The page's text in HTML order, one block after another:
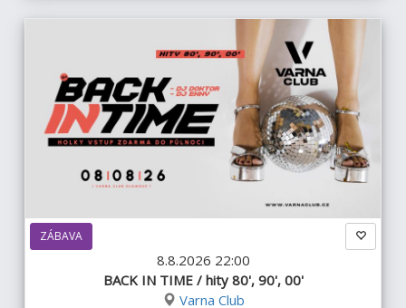
ZÁBAVA
8.8.2026 22:00
BACK IN TIME / hity 80', 90', 00'
Varna Club